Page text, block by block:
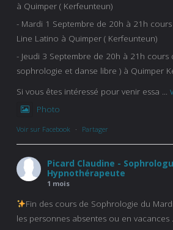
à Quimper ( Kerfeunteun)
- Mardi 1 Septembre de 20h à 21h
Line Latino à Quimper ( Kerfeunteun)
- Jeudi 3 Septembre de 20h à 21h cours
sophrologie et danse libre ) à Quimper
Si vous êtes intéressé pour venir essa ...
Photo
Voir sur Facebook · Partager
Picard Claudine -
Hypnothérapeute
1 mois
Fin des cours de Sophrologie du
les personnes absentes ou en vacances .